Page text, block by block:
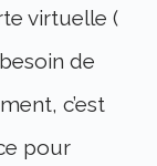
virtuelle (
de
c’est
pour